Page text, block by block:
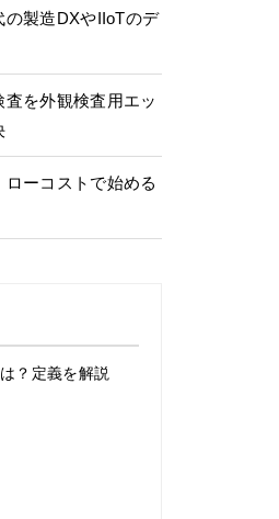
の製造DXやIIoTのデ
を外観検査用エッ
ローコストで始める
？定義を解説